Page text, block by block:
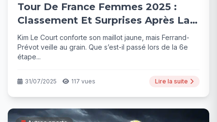
Tour De France Femmes 2025 :
Classement Et Surprises Après La
6e Étape
Kim Le Court conforte son maillot jaune, mais Ferrand-
Prévot veille au grain. Que s’est-il passé lors de la 6e
étape...
31/07/2025 117 vues Lire la suite